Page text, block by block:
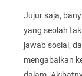
Jujur saja,
yang seolah
jawab sosial,
mengabaikan